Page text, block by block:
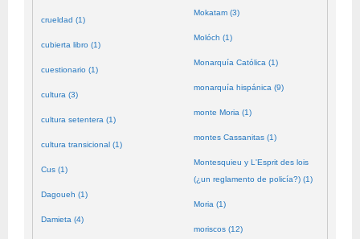
crueldad (1)
cubierta libro (1)
cuestionario (1)
cultura (3)
cultura setentera (1)
cultura transicional (1)
Cus (1)
Dagoueh (1)
Damieta (4)
Mokatam (3)
Molóch (1)
Monarquía Católica (1)
monarquía hispánica (9)
monte Moria (1)
montes Cassanitas (1)
Montesquieu y L'Esprit des lois
(¿un reglamento de policía?) (1)
Moria (1)
moriscos (12)